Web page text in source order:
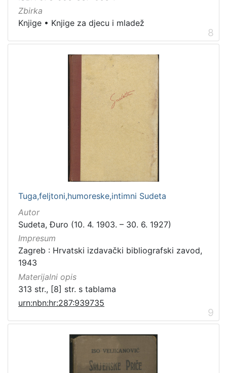
Zbirka
Knjige • Knjige za djecu i mladež
8
Tuga,feljtoni,humoreske,intimni Sudeta
Autor
Sudeta, Đuro (10. 4. 1903. – 30. 6. 1927)
Impresum
Zagreb : Hrvatski izdavački bibliografski zavod,
1943
Materijalni opis
313 str., [8] str. s tablama
urn:nbn:hr:287:939735
9